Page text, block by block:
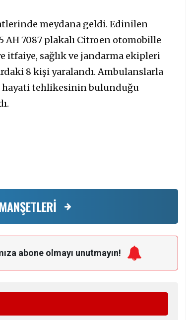
meydana geldi. Edinilen
AH 7087 plakalı Citroen otomobille
itfaiye, sağlık ve jandarma ekipleri
8 kişi yaralandı. Ambulanslarla
hayati tehlikesinin bulunduğu
abone olmayı unutmayın!